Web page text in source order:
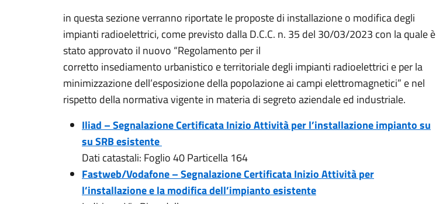
in questa sezione verranno riportate le proposte di installazione o modifica degli
impianti radioelettrici, come previsto dalla D.C.C. n. 35 del 30/03/2023 con la quale è
stato approvato il nuovo “Regolamento per il
corretto insediamento urbanistico e territoriale degli impianti radioelettrici e per la
minimizzazione dell’esposizione della popolazione ai campi elettromagnetici” e nel
rispetto della normativa vigente in materia di segreto aziendale ed industriale.
Iliad – Segnalazione Certificata Inizio Attività per l’installazione impianto su
su SRB esistente
Dati catastali: Foglio 40 Particella 164
Fastweb/Vodafone – Segnalazione Certificata Inizio Attività per
l’installazione e la modifica dell’impianto esistente